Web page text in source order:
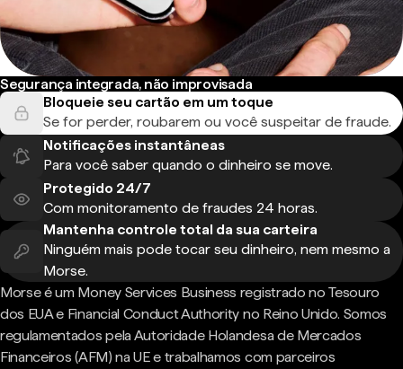
Segurança integrada, não improvisada
Bloqueie seu cartão em um toque
Se for perder, roubarem ou você suspeitar de fraude.
Notificações instantâneas
Para você saber quando o dinheiro se move.
Protegido 24/7
Com monitoramento de fraudes 24 horas.
Mantenha controle total da sua carteira
Ninguém mais pode tocar seu dinheiro, nem mesmo a
Morse.
Morse é um Money Services Business registrado no Tesouro
dos EUA e Financial Conduct Authority no Reino Unido. Somos
regulamentados pela Autoridade Holandesa de Mercados
Financeiros (AFM) na UE e trabalhamos com parceiros